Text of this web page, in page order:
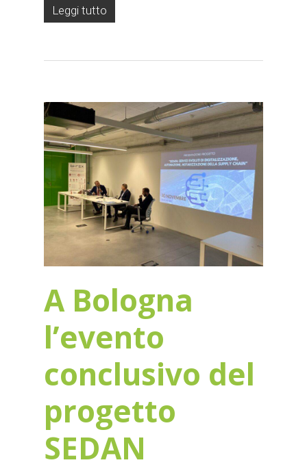
Leggi tutto
A Bologna
l’evento
conclusivo del
progetto
SEDAN